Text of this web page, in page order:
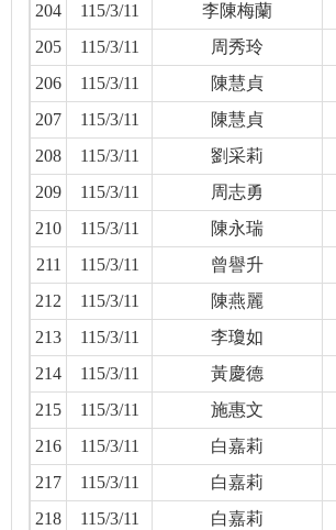
204
115/3/11 李陳梅蘭
205
115/3/11 周秀玲
206
115/3/11 陳慧貞
207
115/3/11 陳慧貞
208
115/3/11 劉采莉
209
115/3/11 周志勇
210
115/3/11 陳永瑞
211
115/3/11 曾譽升
212
115/3/11 陳燕麗
213
115/3/11 李瓊如
214
115/3/11 黃慶德
215
115/3/11 施惠文
216
115/3/11 白嘉莉
217
115/3/11 白嘉莉
218
115/3/11 白嘉莉